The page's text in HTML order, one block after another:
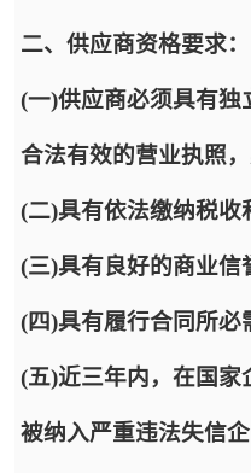
二、供应商资格要求：
(一)供应商必须具有
合法有效的营业执照
(二)具有依法缴纳税收
(三)具有良好的商业
(四)具有履行合同所
(五)近三年内，在国家
被纳入严重违法失信